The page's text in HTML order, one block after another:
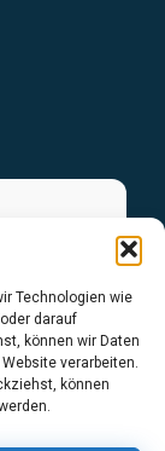
Technologien wie
darauf
können wir Daten
verarbeiten.
können
über
Rest